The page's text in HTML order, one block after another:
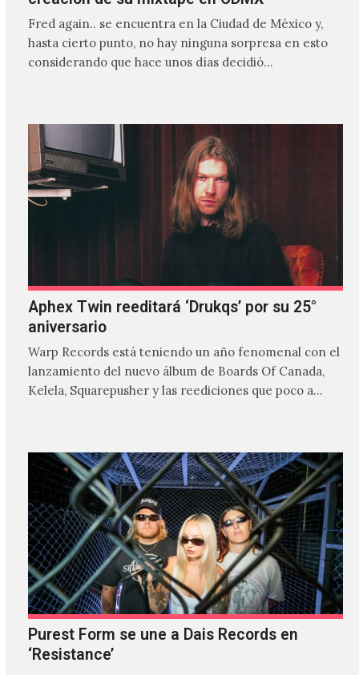
Fred again.. se encuentra en la Ciudad de México y,
hasta cierto punto, no hay ninguna sorpresa en esto
considerando que hace unos días decidió…
Aphex Twin reeditará ‘Drukqs’ por su 25°
aniversario
Warp Records está teniendo un año fenomenal con el
lanzamiento del nuevo álbum de Boards Of Canada,
Kelela, Squarepusher y las reediciones que poco a…
Purest Form se une a Dais Records en
‘Resistance’